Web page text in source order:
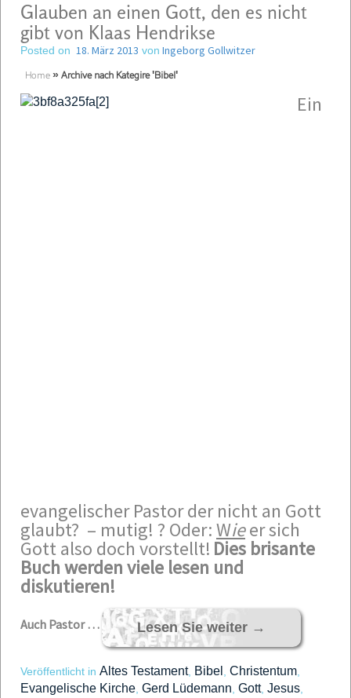
Glauben an einen Gott, den es nicht
gibt von Klaas Hendrikse
Posted on 18. März 2013 von Ingeborg Gollwitzer
Home » Archive nach Kategire 'Bibel'
Ein
evangelischer Pastor der nicht an Gott
glaubt? – mutig! ? Oder:Wieer sich
Gott also doch vorstellt! Dies brisante
Buch werden viele lesen und
diskutieren!
Auch Pastor … Lesen Sie weiter →
Veröffentlicht in Altes Testament, Bibel Christentum
Evangelische Kirche Gerd Lüdemann Gott, Jesus